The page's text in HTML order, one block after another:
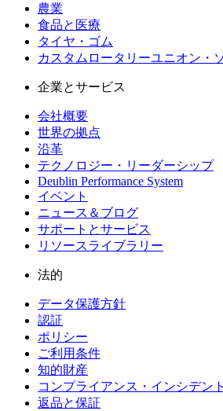
農業
食品と医療
タイヤ・ゴム
カスタムロータリーユニオン・
企業とサービス
会社概要
世界の拠点
沿革
テクノロジー・リーダーシップ
Deublin Performance System
イベント
ニュース＆ブログ
サポートとサービス
リソースライブラリー
法的
データ保護方針
認証
ポリシー
ご利用条件
知的財産
コンプライアンス・インシデン
返品と保証